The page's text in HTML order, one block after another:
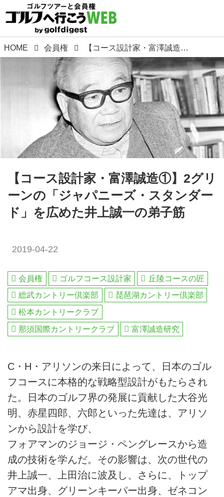
HOME 会員権 【コース設計家・富澤誠造①】2グリーンの「ジャパニーズ・スタンダード」を広めた井上誠一の弟子筋
【コース設計家・富澤誠造①】2グリ
ーンの「ジャパニーズ・スタンダー
ド」を広めた井上誠一の弟子筋
2019-04-22
会員権 ゴルフコース設計家
丘陵コースの匠
総武カントリー倶楽部
琵琶湖カントリー倶楽部
松本カントリークラブ
那須国際カントリークラブ
富澤誠造研究
C・H・アリソンの来日によって、日本のゴル
フコースに本格的な戦略型設計がもたらされ
た。日本のゴルフ界の発展に貢献した大谷光
明、赤星四郎、六郎といった先達は、アリソ
ンから設計を学び、
フォアマンのジョージ・ペングレースから造
成の技術を学んだ。その影響は、次の世代の
井上誠一、上田治に波及し、さらに、トップ
アマ出身、グリーンキーパー出身、ゼネコン